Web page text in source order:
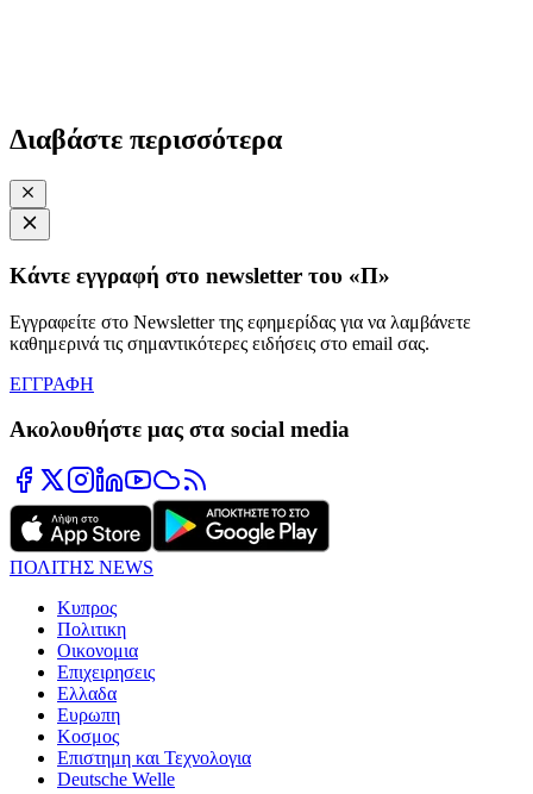
Διαβάστε περισσότερα
Κάντε εγγραφή στο newsletter του «Π»
Εγγραφείτε στο Newsletter της εφημερίδας για να λαμβάνετε
καθημερινά τις σημαντικότερες ειδήσεις στο email σας.
ΕΓΓΡΑΦΗ
Ακολουθήστε μας στα social media
ΠΟΛΙΤΗΣ NEWS
Κυπρος
Πολιτικη
Οικονομια
Επιχειρησεις
Ελλαδα
Ευρωπη
Κοσμος
Επιστημη και Τεχνολογια
Deutsche Welle